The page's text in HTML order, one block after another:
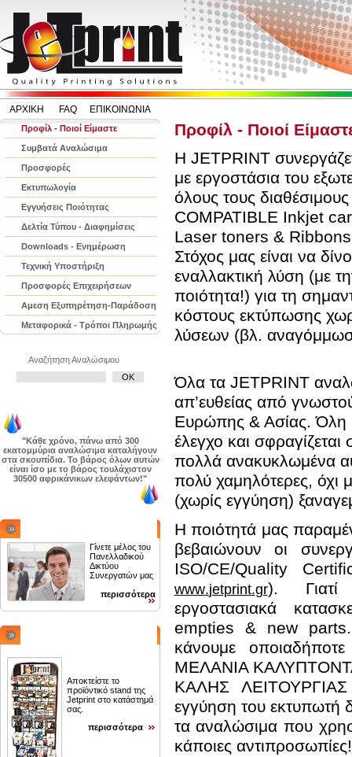
ΑΡΧΙΚΗ FAQ ΕΠΙΚΟΙΝΩΝΙΑ
Προφίλ - Ποιοί Είμαστε
Συμβατά Αναλώσιμα
Προσφορές
Εκτυπωλογία
Εγγυήσεις Ποιότητας
Δελτία Τύπου - Διαφημίσεις
Downloads - Ενημέρωση
Τεχνική Υποστήριξη
Προσφορές Επιχειρήσεων
Αμεση Εξυπηρέτηση-Παράδοση
Μεταφορικά - Τρόποι Πληρωμής
Αναζήτηση Αναλώσιμου
"Κάθε χρόνο, πάνω από 300
εκατομμύρια αναλώσιμα καταλήγουν
στα σκουπίδια. Το βάρος όλων αυτών
είναι ίσο με το βάρος τουλάχιστον
30500 αφρικάνικων ελεφάντων!"
Γίνετε μέλος του
Πανελλαδικού
Δικτύου
Συνεργατών μας
περισσότερα
Αποκτείστε το
προϊόντικό stand της
Jetprint στο κατάστημά
σας.
περισσότερα
Προφίλ - Ποιοί
Η JETPRINT
με εργοστάσια του
όλους τους
COMPATIBLE Inkjet
Laser toners & Ribbons
Στόχος μας είναι να
εναλλακτική λύση (με
ποιότητα!) για τη
κόστους εκτύπωσης
λύσεων (βλ.
Όλα τα JETPRINT
απ’ευθείας από
Ευρώπης & Ασίας. Όλη
έλεγχο και
πολλά ανακυκλωμένα
πολύ χαμηλότερες, όχι
(χωρίς εγγύηση)
Η ποιότητά μας
βεβαιώνουν οι
ISO/CE/Quality
www.jetprint.gr). Γιατί
εργοστασιακά
empties & new parts
κάνουμε
ΜΕΛΑΝΙΑ
ΚΑΛΗΣ
εγγύηση του εκτυπωτή
τα αναλώσιμα που
κάποιες αντιπροσωπίες!